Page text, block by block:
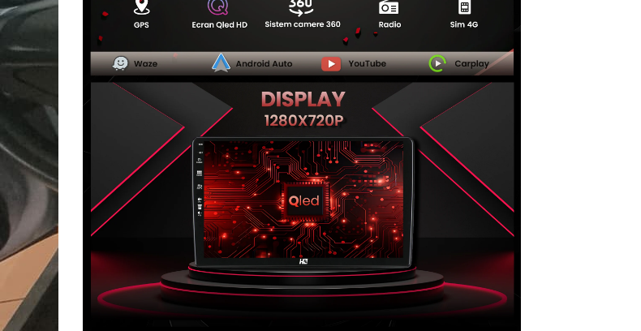
Camere Subaru
Camere Suzuki
Camere Volvo
Camere MAN
Camere înregistrare trafic
Accesorii multimedia
Rame adaptoare auto
Rame adaptoare auto
Rame adaptoare Volkswagen